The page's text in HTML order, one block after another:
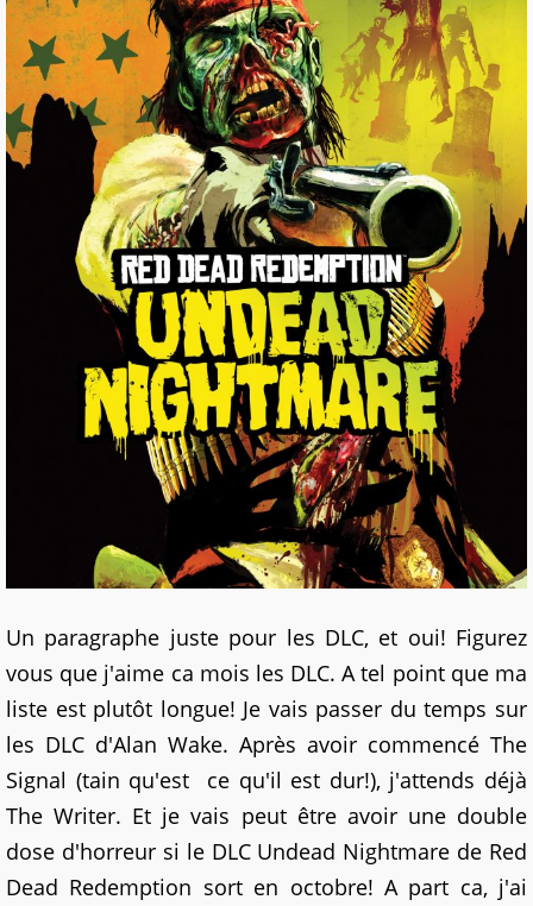
Un paragraphe juste pour les DLC, et oui! Figurez
vous que j'aime ca mois les DLC. A tel point que ma
liste est plutôt longue! Je vais passer du temps sur
les DLC d'Alan Wake. Après avoir commencé The
Signal (tain qu'est ce qu'il est dur!), j'attends déjà
The Writer. Et je vais peut être avoir une double
dose d'horreur si le DLC Undead Nightmare de Red
Dead Redemption sort en octobre! A part ca, j'ai